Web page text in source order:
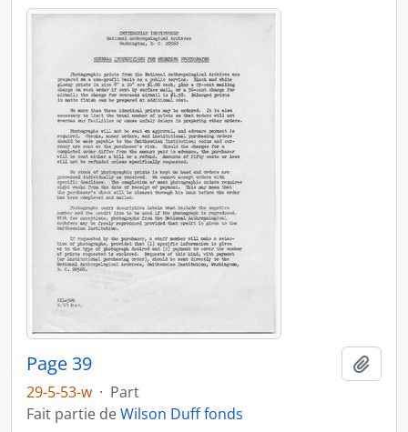
Page 39
29-5-53-w · Part
Fait partie deWilson Duff fonds